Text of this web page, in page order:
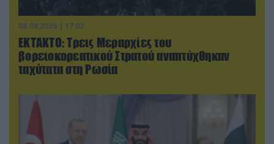
08.08.2026 | 17:02
ΕΚΤΑΚΤΟ: Τρεις Μεραρχίες του
βορειοκορεατικού Στρατού αναπτύχθηκαν
ταχύτατα στη Ρωσία